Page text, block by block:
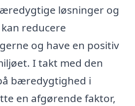
løsninger og
reducere
og have en positiv
I takt med den
bæredygtighed i
en afgørende faktor,